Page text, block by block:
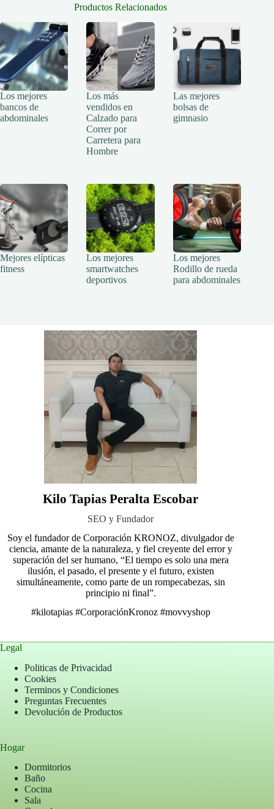
Productos Relacionados
Los mejores
bancos de
abdominales
Los más
vendidos en
Calzado para
Correr por
Carretera para
Hombre
Las mejores
bolsas de
gimnasio
Mejores elípticas
fitness
Los mejores
smartwatches
deportivos
Los mejores
Rodillo de rueda
para abdominales
Kilo Tapias Peralta Escobar
SEO y Fundador
Soy el fundador de Corporación KRONOZ, divulgador de
ciencia, amante de la naturaleza, y fiel creyente del error y
superación del ser humano, “El tiempo es solo una mera
ilusión, el pasado, el presente y el futuro, existen
simultáneamente, como parte de un rompecabezas, sin
principio ni final”.
#kilotapias #CorporaciónKronoz #movvyshop
Legal
Politicas de Privacidad
Cookies
Terminos y Condiciones
Preguntas Frecuentes
Devolución de Productos
Hogar
Dormitorios
Baño
Cocina
Sala